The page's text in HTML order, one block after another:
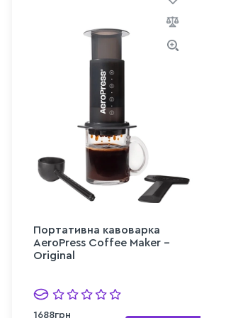
Портативна кавоварка
AeroPress Coffee Maker –
Original
1688грн